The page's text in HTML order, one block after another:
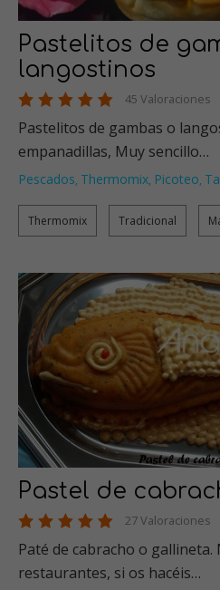
Pastelitos de
langostinos
45 Valoraciones
Pastelitos de gambas o
empanadillas, Muy sencillo…
Pescados, Thermomix, Picoteo,
Thermomix Tradicional
Pastel de
27 Valoraciones
Paté de cabracho o
restaurantes, si os hacéis…